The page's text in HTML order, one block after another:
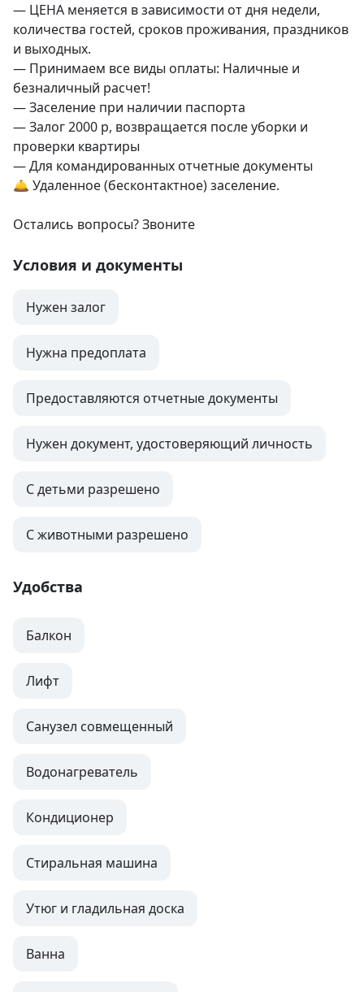
— ЦЕНА меняется в зависимости от дня недели,
количества гостей, сроков проживания, праздников
и выходных.
— Принимаем все виды оплаты: Наличные и
безналичный расчет!
— Заселение при наличии паспорта
— Залог 2000 р, возвращается после уборки и
проверки квартиры
— Для командированных отчетные документы
🛎 Удаленное (бесконтактное) заселение.
Остались вопросы? Звоните
Условия и документы
Нужен залог
Нужна предоплата
Предоставляются отчетные документы
Нужен документ, удостоверяющий личность
С детьми разрешено
С животными разрешено
Удобства
Балкон
Лифт
Санузел совмещенный
Водонагреватель
Кондиционер
Стиральная машина
Утюг и гладильная доска
Ванна